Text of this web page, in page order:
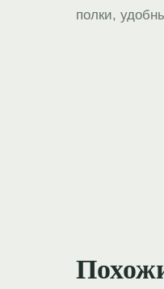
полки,